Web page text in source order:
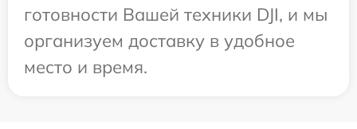
готовности Вашей техники DJI, и мы
организуем доставку в удобное
место и время.